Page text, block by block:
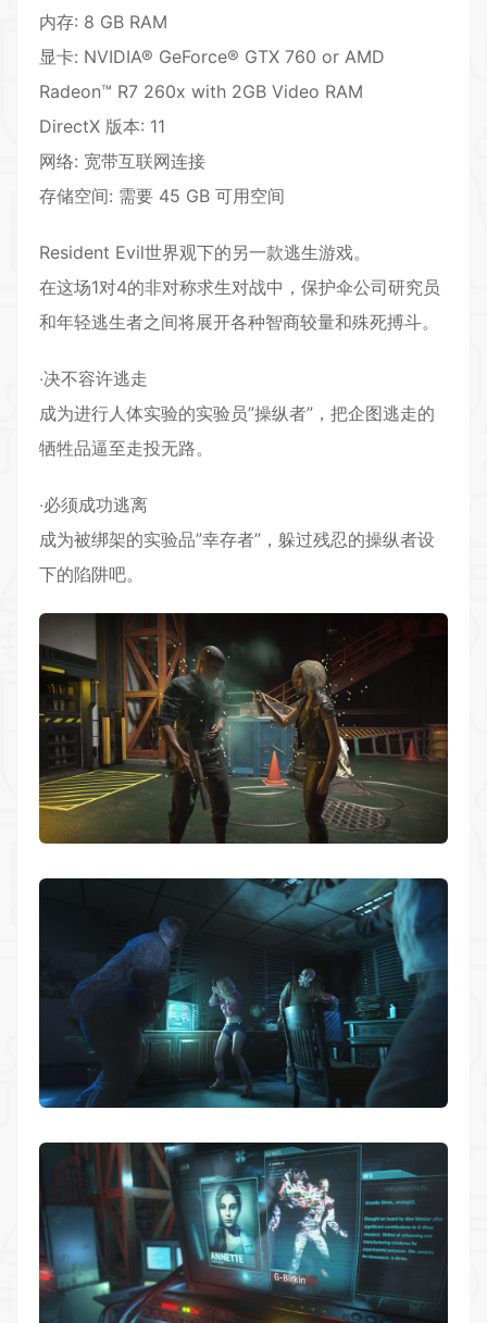
内存: 8 GB RAM
显卡: NVIDIA® GeForce® GTX 760 or AMD
Radeon™ R7 260x with 2GB Video RAM
DirectX 版本: 11
网络: 宽带互联网连接
存储空间: 需要 45 GB 可用空间
Resident Evil世界观下的另一款逃生游戏。
在这场1对4的非对称求生对战中，保护伞公司研究员
和年轻逃生者之间将展开各种智商较量和殊死搏斗。
‧决不容许逃走
成为进行人体实验的实验员”操纵者”，把企图逃走的
牺牲品逼至走投无路。
‧必须成功逃离
成为被绑架的实验品”幸存者”，躲过残忍的操纵者设
下的陷阱吧。